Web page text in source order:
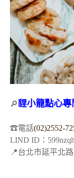
🔎貍小籠點心專
☎電話(02)2552-
LIND ID：
📍台北市延平北